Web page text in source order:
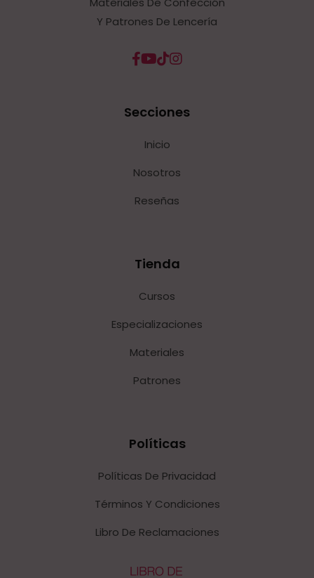
Y Patrones De Lencería
Secciones
Inicio
Nosotros
Reseñas
Tienda
Cursos
Especializaciones
Materiales
Patrones
Políticas
Políticas De Privacidad
Términos Y Condiciones
Libro De Reclamaciones